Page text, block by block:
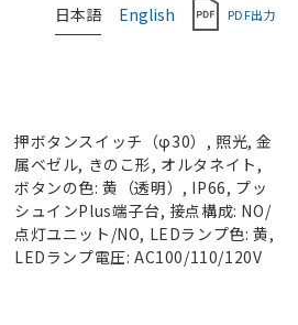
日本語 English PDF出力
押ボタンスイッチ（φ30）, 照光, 金
属ベゼル, きのこ形, オルタネイト,
ボタンの色: 黄（透明）, IP66, プッ
シュインPlus端子台, 接点構成: NO/
点灯ユニット/NO, LEDランプ色: 黄,
LEDランプ電圧: AC100/110/120V